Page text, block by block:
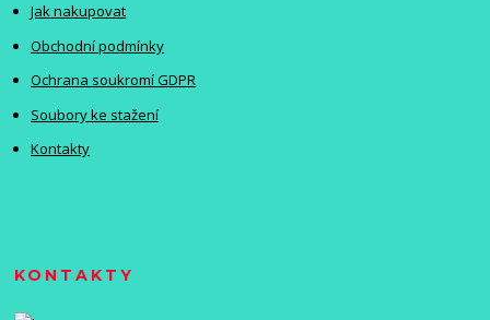
Jak nakupovat
Obchodní podmínky
Ochrana soukromí GDPR
Soubory ke stažení
Kontakty
KONTAKTY